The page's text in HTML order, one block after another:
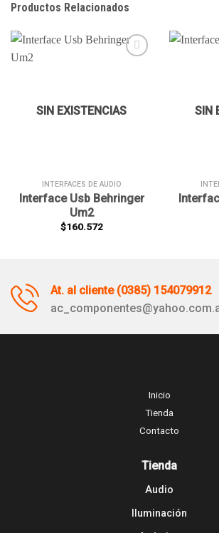
Productos Relacionados
lista de
SIN EXISTENCIAS
INTERFACES DE AUDIO
Interface Usb Behringer
Um2
$160.572
SIN
At. al cliente (0385) 154079912
Inicio
Tienda
Contacto
Tienda
Audio
Iluminación